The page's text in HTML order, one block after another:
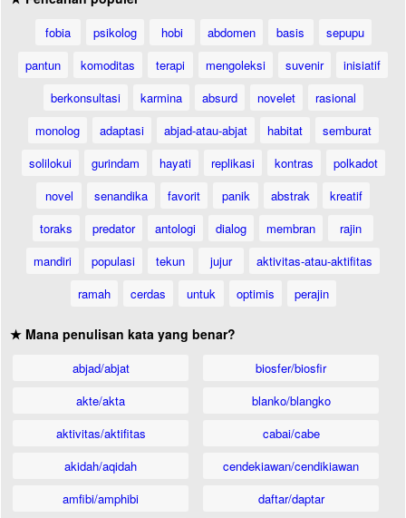
fobia psikolog hobi abdomen basis
sepupu
pantun
komoditas terapi mengoleksi suvenir
inisiatif
berkonsultasi
karmina absurd novelet
rasional
monolog
adaptasi abjad-atau-abjat habitat
semburat
solilokui
gurindam hayati replikasi kontras
polkadot
novel
senandika favorit panik abstrak
kreatif
toraks
predator antologi dialog membran
rajin
mandiri
populasi tekun jujur
aktivitas-atau-aktifitas
ramah
cerdas untuk optimis perajin
★ Mana penulisan kata yang benar?
abjad/abjat
akte/akta
aktivitas/aktifitas
akidah/aqidah
amfibi/amphibi
biosfer/biosfir
blanko/blangko
cabai/cabe
cendekiawan/cendikiawan
daftar/daptar